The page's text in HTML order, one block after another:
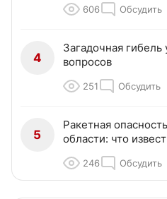
606 Обсудить
4
Загадочная гибель
вопросов
251 Обсудить
5
Ракетная
области: что
246 Обсудить